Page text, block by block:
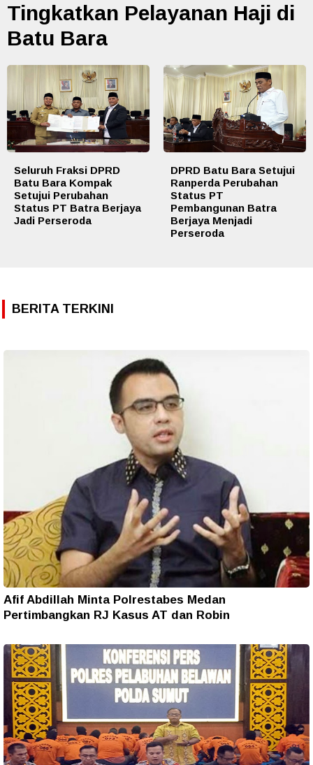
Tingkatkan Pelayanan Haji di
Batu Bara
Seluruh Fraksi DPRD
Batu Bara Kompak
Setujui Perubahan
Status PT Batra Berjaya
Jadi Perseroda
DPRD Batu Bara Setujui
Ranperda Perubahan
Status PT
Pembangunan Batra
Berjaya Menjadi
Perseroda
BERITA TERKINI
Afif Abdillah Minta Polrestabes Medan
Pertimbangkan RJ Kasus AT dan Robin